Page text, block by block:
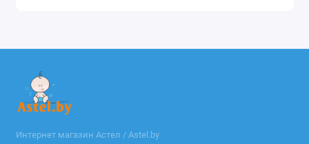
Интернет магазин Астел / Astel.by